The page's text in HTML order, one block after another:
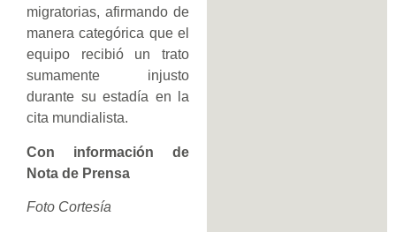
migratorias, afirmando de
manera categórica que el
equipo recibió un trato
sumamente injusto
durante su estadía en la
cita mundialista.
Con información de
Nota de Prensa
Foto Cortesía